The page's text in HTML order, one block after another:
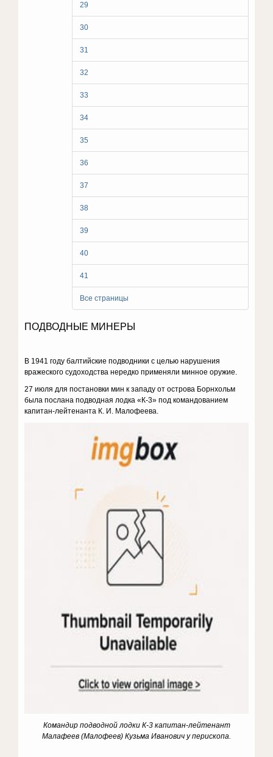
29
30
31
32
33
34
35
36
37
38
39
40
41
Все страницы
ПОДВОДНЫЕ МИНЕРЫ
В 1941 году балтийские подводники с целью нарушения
вражеского судоходства нередко применяли минное оружие.
27 июля для постановки мин к западу от острова Борнхольм
была послана подводная лодка «К-3» под командованием
капитан-лейтенанта К. И. Малофеева.
Командир подводной лодки К-3 капитан-лейтенант
Малафеев (Малофеев) Кузьма Иванович у перископа.